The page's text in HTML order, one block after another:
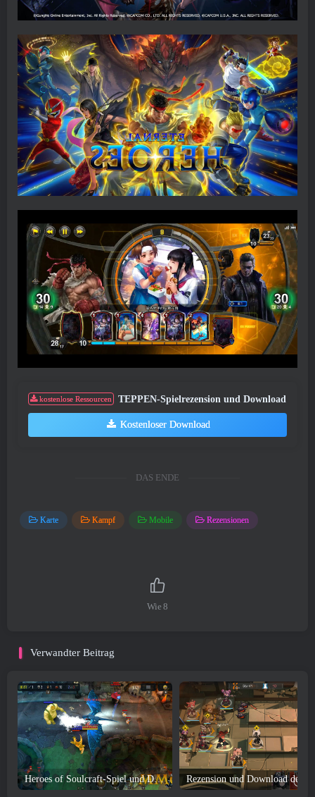
kostenlose Ressourcen TEPPEN-Spielrezension und Download
Kostenloser Download
DAS ENDE
Karte Kampf Mobile Rezensionen
Wie 8
Verwandter Beitrag
Heroes of Soulcraft-Spiel und Download